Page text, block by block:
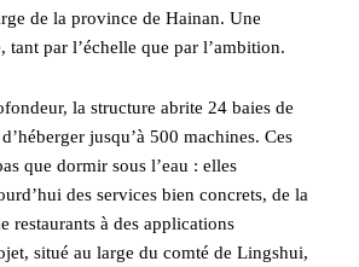
de la province de Hainan. Une
tant par l’échelle que par l’ambition.
la structure abrite 24 baies de
jusqu’à 500 machines. Ces
que dormir sous l’eau : elles
des services bien concrets, de la
restaurants à des applications
situé au large du comté de Lingshui,